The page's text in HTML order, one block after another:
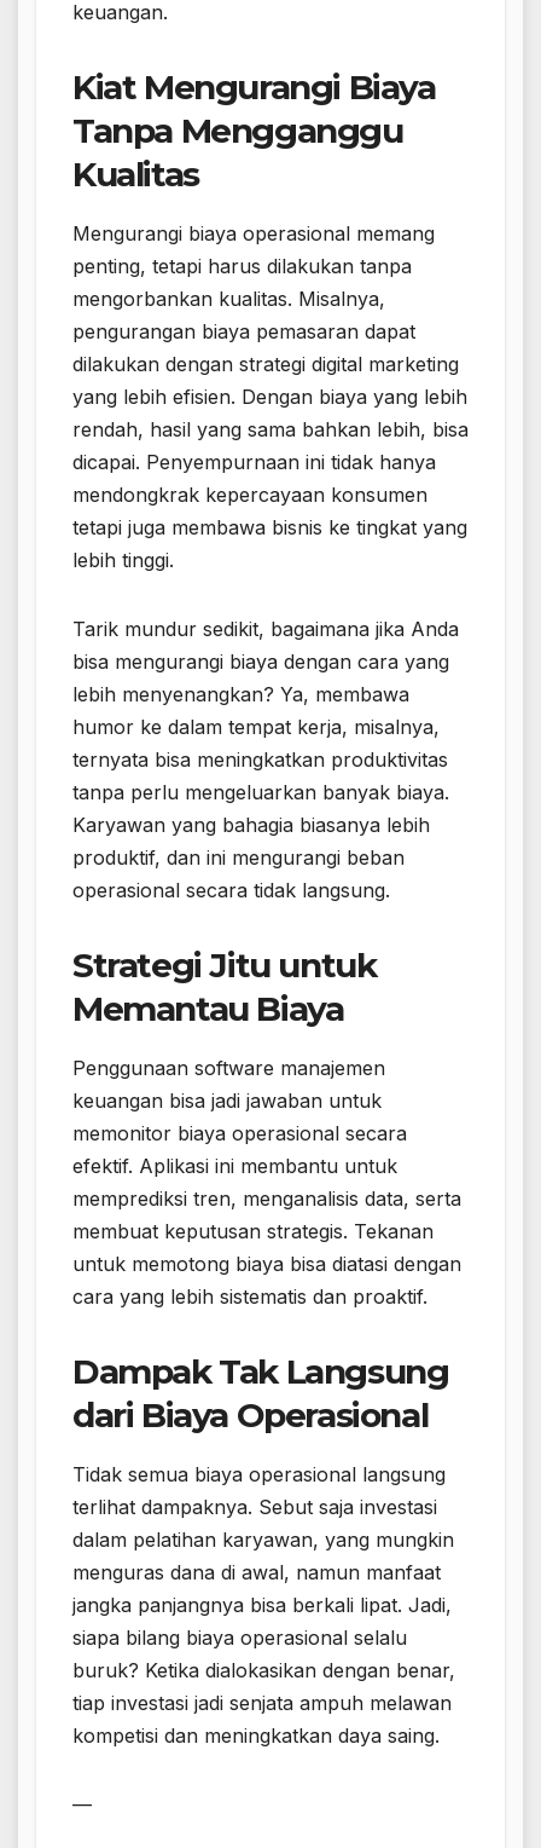
keuangan.
Kiat Mengurangi Biaya
Tanpa Mengganggu
Kualitas
Mengurangi biaya operasional memang
penting, tetapi harus dilakukan tanpa
mengorbankan kualitas. Misalnya,
pengurangan biaya pemasaran dapat
dilakukan dengan strategi digital marketing
yang lebih efisien. Dengan biaya yang lebih
rendah, hasil yang sama bahkan lebih, bisa
dicapai. Penyempurnaan ini tidak hanya
mendongkrak kepercayaan konsumen
tetapi juga membawa bisnis ke tingkat yang
lebih tinggi.
Tarik mundur sedikit, bagaimana jika Anda
bisa mengurangi biaya dengan cara yang
lebih menyenangkan? Ya, membawa
humor ke dalam tempat kerja, misalnya,
ternyata bisa meningkatkan produktivitas
tanpa perlu mengeluarkan banyak biaya.
Karyawan yang bahagia biasanya lebih
produktif, dan ini mengurangi beban
operasional secara tidak langsung.
Strategi Jitu untuk
Memantau Biaya
Penggunaan software manajemen
keuangan bisa jadi jawaban untuk
memonitor biaya operasional secara
efektif. Aplikasi ini membantu untuk
memprediksi tren, menganalisis data, serta
membuat keputusan strategis. Tekanan
untuk memotong biaya bisa diatasi dengan
cara yang lebih sistematis dan proaktif.
Dampak Tak Langsung
dari Biaya Operasional
Tidak semua biaya operasional langsung
terlihat dampaknya. Sebut saja investasi
dalam pelatihan karyawan, yang mungkin
menguras dana di awal, namun manfaat
jangka panjangnya bisa berkali lipat. Jadi,
siapa bilang biaya operasional selalu
buruk? Ketika dialokasikan dengan benar,
tiap investasi jadi senjata ampuh melawan
kompetisi dan meningkatkan daya saing.
—